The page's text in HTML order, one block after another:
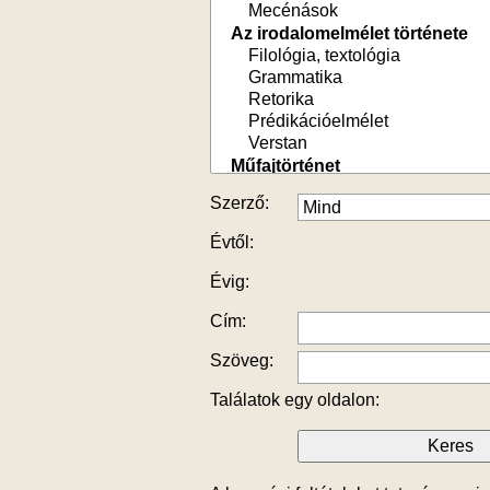
Szerző:
Évtől:
Évig:
Cím:
Szöveg:
Találatok egy oldalon: